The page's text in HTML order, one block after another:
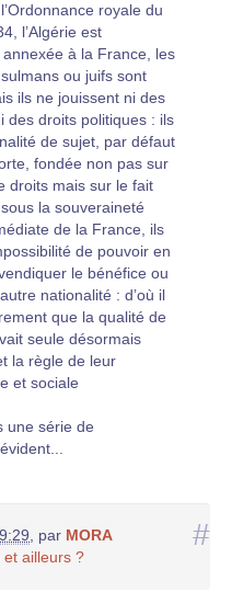
royale du
l’Algérie est
à la France, les
ou juifs sont
ils ne jouissent ni des
des droits politiques : ils
de sujet, par défaut
fondée non pas sur
droits mais sur le fait
la souveraineté
de la France, ils
de pouvoir en
le bénéfice ou
autre nationalité : d’où il
que la qualité de
seule désormais
la règle de leur
et sociale
une série de
#
par MORA
et ailleurs ?